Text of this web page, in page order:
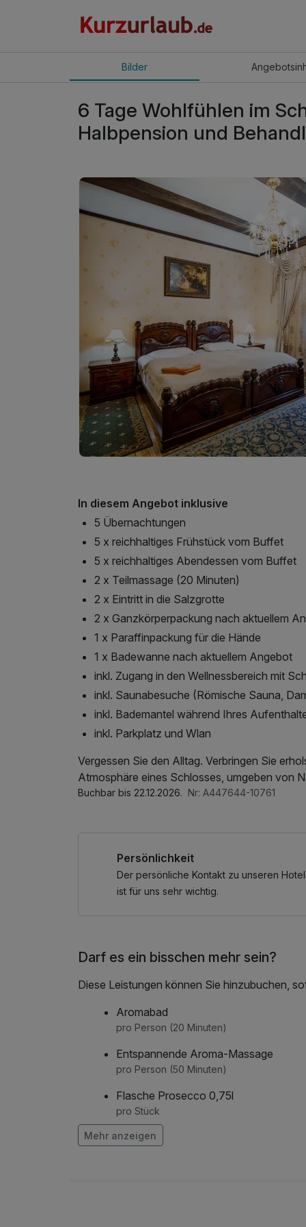
Bilder Angebot
6 Tage Wohlfühlen im
Halbpension und
In diesem Angebot inklusive
5 Übernachtungen
5 x reichhaltiges Frühstück vom Buffet
5 x reichhaltiges Abendessen vom Buffet
2 x Teilmassage (20 Minuten)
2 x Eintritt in die Salzgrotte
2 x Ganzkörperpackung nach aktuellem
1 x Paraffinpackung für die Hände
1 x Badewanne nach aktuellem Angebot
inkl. Zugang in den Wellnessbereich mit
inkl. Saunabesuche (Römische Sauna,
inkl. Bademantel während Ihres
inkl. Parkplatz und Wlan
Vergessen Sie den Alltag. Verbringen Sie
Atmosphäre eines Schlosses, umgeben von
Buchbar bis 22.12.2026. Nr: A447644-10761
Persönlichkeit
Der persönliche Kontakt zu unseren
ist für uns sehr wichtig.
Darf es ein bisschen mehr sein?
Diese Leistungen können Sie hinzubuchen,
Aromabad
pro Person (20 Minuten)
Entspannende Aroma-Massage
pro Person (50 Minuten)
Flasche Prosecco 0,75l
pro Stück
Flasche Sekt 0,75l
Mehr anzeigen